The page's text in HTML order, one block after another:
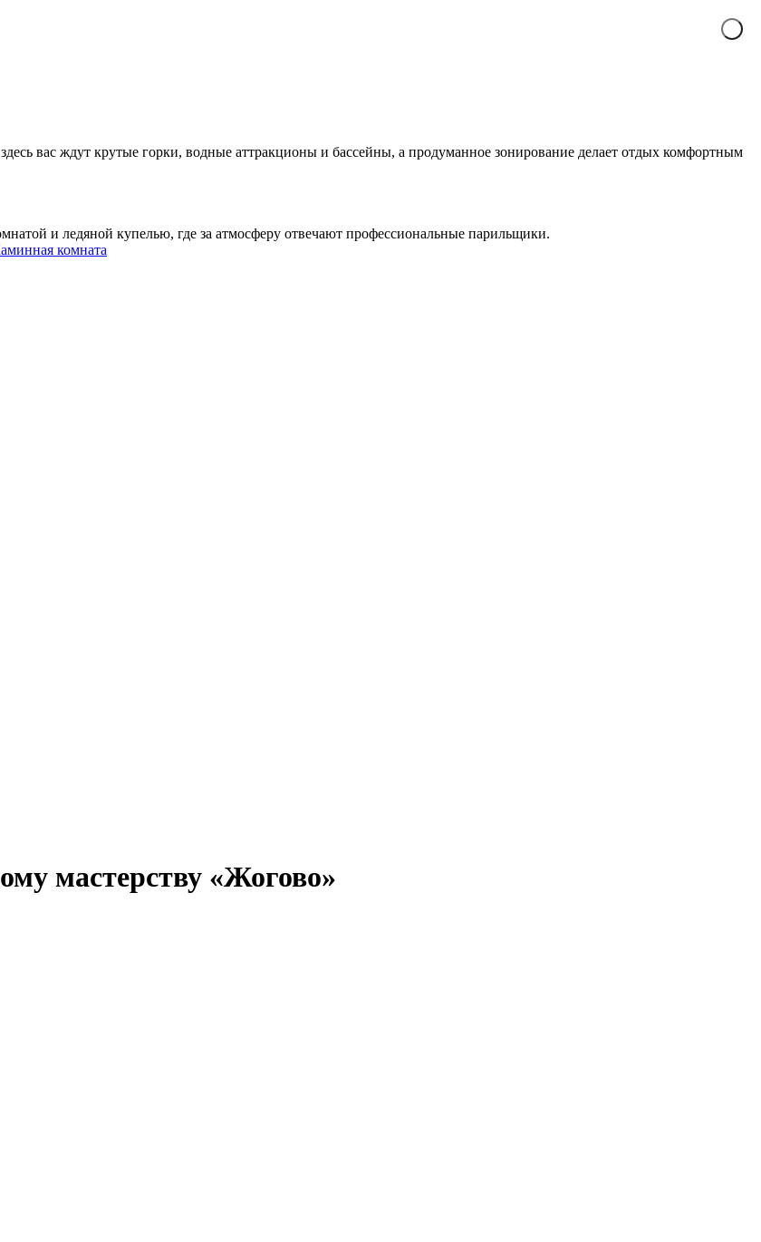
вас ждут крутые горки, водные аттракционы и бассейны, а продуманное зонирование делает отдых комфортным
и ледяной купелью, где за атмосферу отвечают профессиональные парильщики.
комната
мастерству «Жогово»